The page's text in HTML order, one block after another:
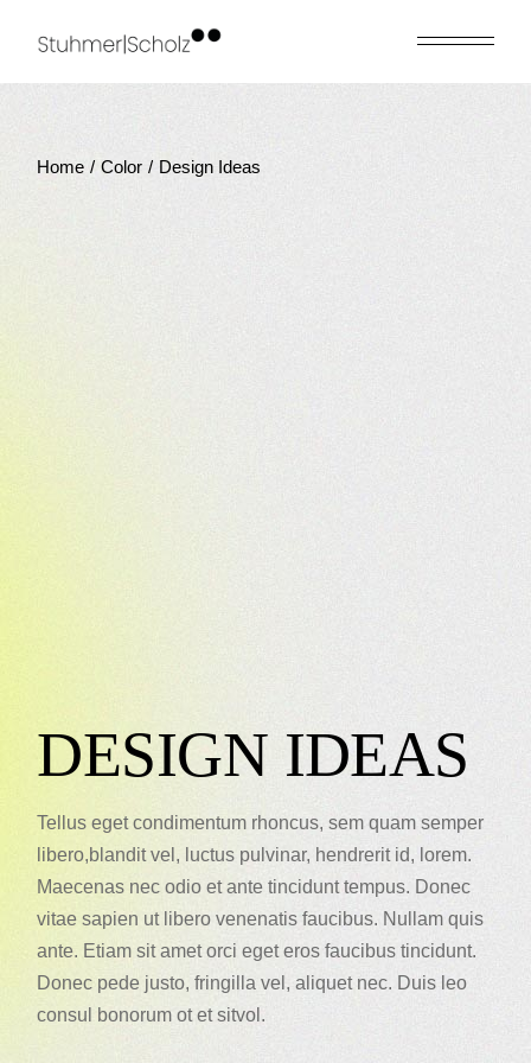
Home Color Design Ideas
DESIGN IDEAS
Tellus eget condimentum rhoncus, sem quam semper
libero,blandit vel, luctus pulvinar, hendrerit id, lorem.
Maecenas nec odio et ante tincidunt tempus. Donec
vitae sapien ut libero venenatis faucibus. Nullam quis
ante. Etiam sit amet orci eget eros faucibus tincidunt.
Donec pede justo, fringilla vel, aliquet nec. Duis leo
consul bonorum ot et sitvol.